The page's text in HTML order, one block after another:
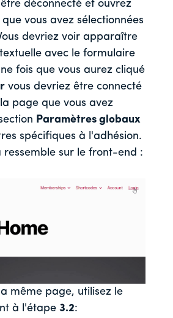
déconnecté et ouvrez
vous avez sélectionnées
devriez voir apparaître
avec le formulaire
fois que vous aurez cliqué
vous devriez être connecté
page que vous avez
Paramètres globaux
spécifiques à l'adhésion.
ressemble sur le front-end :
même page, utilisez le
à l'étape 3.2: